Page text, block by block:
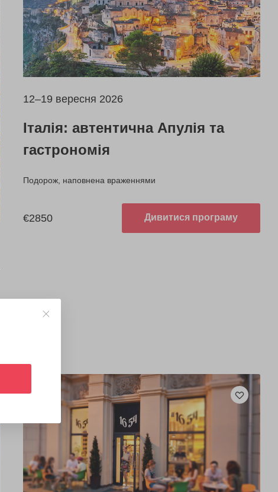
12–19 вересня 2026
Італія: автентична Апулія та
гастрономія
Подорож, наповнена враженнями
€2850 Дивитися програму